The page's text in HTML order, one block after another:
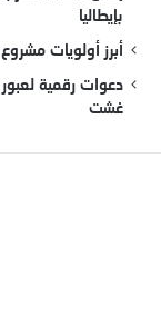
بإيطاليا
أبرز أولويات مشروع
غشت